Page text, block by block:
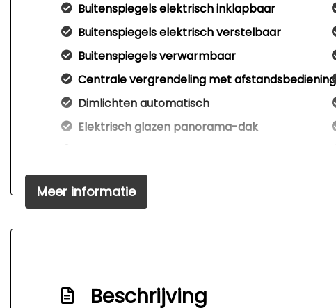
Buitenspiegels elektrisch inklapbaar
Buitenspiegels elektrisch verstelbaar
Buitenspiegels verwarmbaar
Centrale vergrendeling met afstandsbediening
Dimlichten automatisch
Elektrisch glazen panorama-dak
Glazen schuifdak
Kleur zwart
Lichtmetalen velgen 19"
Meer informatie
Beschrijving